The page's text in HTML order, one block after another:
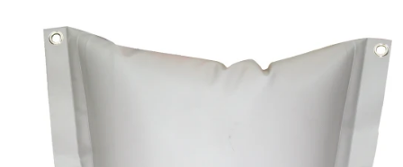
Bygg/Innredning
Komfort
VVS